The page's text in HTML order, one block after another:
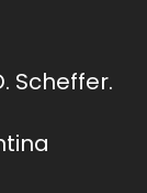
Scheffer.